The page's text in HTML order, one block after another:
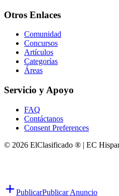
Otros Enlaces
Comunidad
Concursos
Artículos
Categorías
Áreas
Servicio y Apoyo
FAQ
Contáctanos
Consent Preferences
© 2026 ElClasificado ® | EC
PublicarPublicar Anuncio